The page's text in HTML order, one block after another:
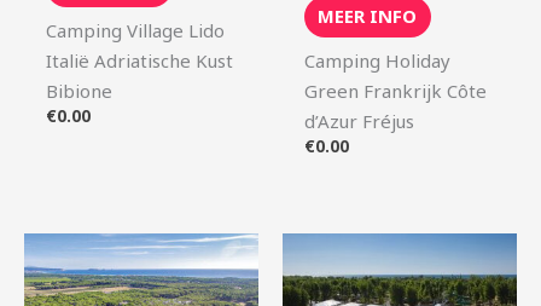
Camping Village Lido
Italië Adriatische Kust
Bibione
€0.00
MEER INFO
Camping Holiday
Green Frankrijk Côte
d’Azur Fréjus
€0.00